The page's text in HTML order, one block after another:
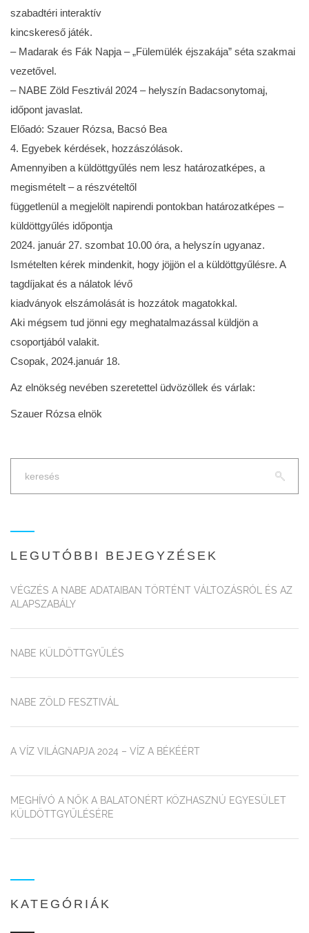
szabadtéri interaktív
kincskereső játék.
– Madarak és Fák Napja – „Fülemülék éjszakája” séta szakmai
vezetővel.
– NABE Zöld Fesztivál 2024 – helyszín Badacsonytomaj,
időpont javaslat.
Előadó: Szauer Rózsa, Bacsó Bea
4. Egyebek kérdések, hozzászólások.
Amennyiben a küldöttgyűlés nem lesz határozatképes, a
megismételt – a részvételtől
függetlenül a megjelölt napirendi pontokban határozatképes –
küldöttgyűlés időpontja
2024. január 27. szombat 10.00 óra, a helyszín ugyanaz.
Ismételten kérek mindenkit, hogy jöjjön el a küldöttgyűlésre. A
tagdíjakat és a nálatok lévő
kiadványok elszámolását is hozzátok magatokkal.
Aki mégsem tud jönni egy meghatalmazással küldjön a
csoportjából valakit.
Csopak, 2024.január 18.
Az elnökség nevében szeretettel üdvözöllek és várlak:
Szauer Rózsa elnök
LEGUTÓBBI BEJEGYZÉSEK
VÉGZÉS A NABE ADATAIBAN TÖRTÉNT VÁLTOZÁSRÓL ÉS AZ
ALAPSZABÁLY
NABE KÜLDÖTTGYŰLÉS
NABE ZÖLD FESZTIVÁL
A VÍZ VILÁGNAPJA 2024 – VÍZ A BÉKÉÉRT
MEGHÍVÓ A NŐK A BALATONÉRT KÖZHASZNÚ EGYESÜLET
KÜLDÖTTGYŰLÉSÉRE
KATEGÓRIÁK